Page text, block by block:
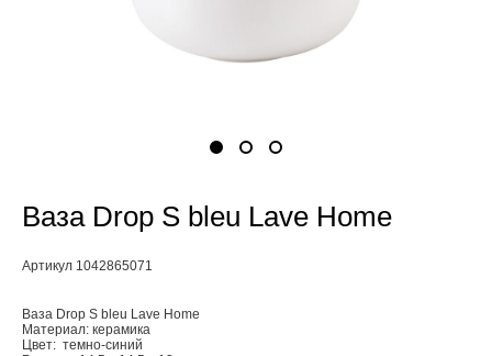
Ваза Drop S bleu Lave Home
Артикул 1042865071
Ваза Drop S bleu Lave Home
Материал: керамика
Цвет: темно-синий